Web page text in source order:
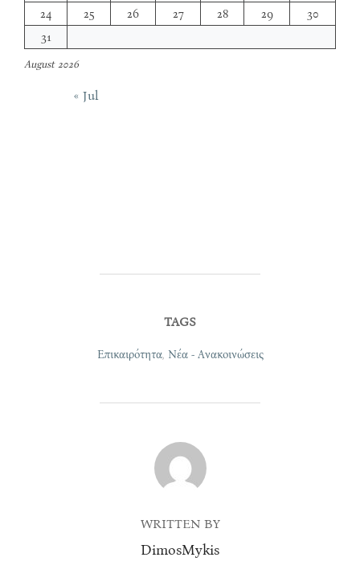
August 2026
24
25 26 27 28 29
30
31
« Jul
TAGS
Επικαιρότητα, Νέα - Ανακοινώσεις
POST AUTHOR
WRITTEN BY
DimosMykis